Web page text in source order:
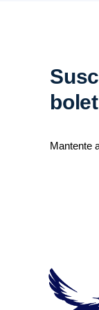
Mantente